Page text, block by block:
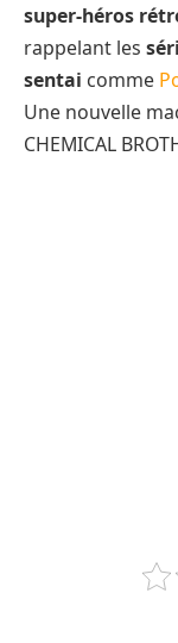
super-héros
rappelant les
sentai comme
Une nouvelle
CHEMICAL